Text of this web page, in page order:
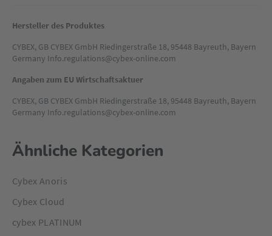
einen schicken Touch zu verleihen.
Hersteller des Produktes
CYBEX, GB CYBEX GmbH Riedingerstraße 18, 95448 Bayreuth, Bayern
Germany Info.regulations@cybex-online.com
Angaben zum EU Wirtschaftsaktuer
CYBEX, GB CYBEX GmbH Riedingerstraße 18, 95448 Bayreuth, Bayern
Germany Info.regulations@cybex-online.com
Ähnliche Kategorien
Cybex Anoris
Cybex Cloud
cybex PLATINUM